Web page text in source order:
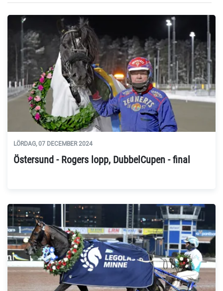
LÖRDAG, 07 DECEMBER 2024
Östersund - Rogers lopp, DubbelCupen - final